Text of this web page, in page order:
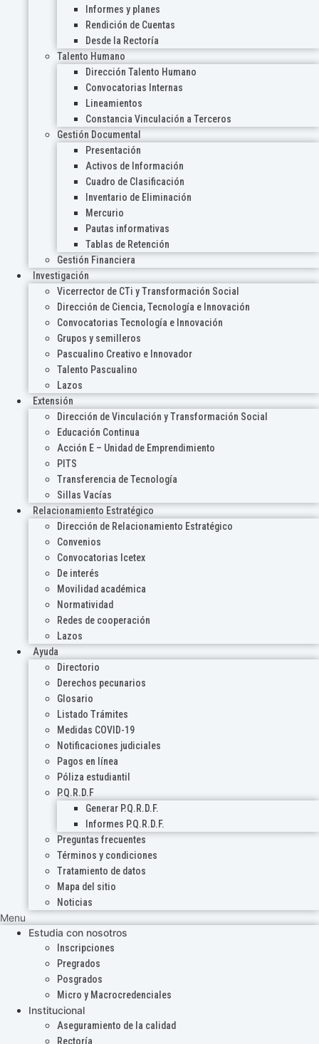
Informes y planes
Rendición de Cuentas
Desde la Rectoría
Talento Humano
Dirección Talento Humano
Convocatorias Internas
Lineamientos
Constancia Vinculación a Terceros
Gestión Documental
Presentación
Activos de Información
Cuadro de Clasificación
Inventario de Eliminación
Mercurio
Pautas informativas
Tablas de Retención
Gestión Financiera
Investigación
Vicerrector de CTi y Transformación Social
Dirección de Ciencia, Tecnología e Innovación
Convocatorias Tecnología e Innovación
Grupos y semilleros
Pascualino Creativo e Innovador
Talento Pascualino
Lazos
Extensión
Dirección de Vinculación y Transformación Social
Educación Continua
Acción E – Unidad de Emprendimiento
PITS
Transferencia de Tecnología
Sillas Vacías
Relacionamiento Estratégico
Dirección de Relacionamiento Estratégico
Convenios
Convocatorias Icetex
De interés
Movilidad académica
Normatividad
Redes de cooperación
Lazos
Ayuda
Directorio
Derechos pecunarios
Glosario
Listado Trámites
Medidas COVID-19
Notificaciones judiciales
Pagos en línea
Póliza estudiantil
P.Q.R.D.F
Generar P.Q.R.D.F.
Informes P.Q.R.D.F.
Preguntas frecuentes
Términos y condiciones
Tratamiento de datos
Mapa del sitio
Noticias
Menu
Estudia con nosotros
Inscripciones
Pregrados
Posgrados
Micro y Macrocredenciales
Institucional
Aseguramiento de la calidad
Rectoría